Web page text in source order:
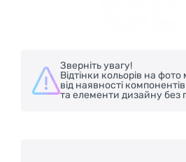
Зверніть увагу!
Відтінки кольорів на
від наявності
та елементи дизайну без